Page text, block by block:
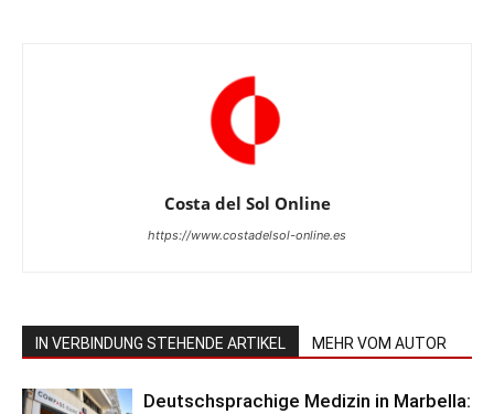
Costa del Sol Online
https://www.costadelsol-online.es
IN VERBINDUNG STEHENDE ARTIKEL MEHR VOM AUTOR
Deutschsprachige Medizin in Marbella: